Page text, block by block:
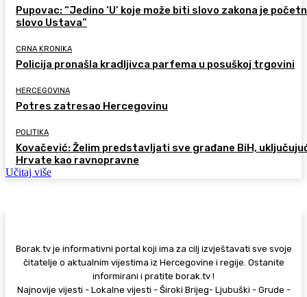
Pupovac: “Jedino ‘U’ koje može biti slovo zakona je
slovo Ustava”
CRNA KRONIKA
Policija pronašla kradljivca parfema u posuškoj trgovini
HERCEGOVINA
Potres zatresao Hercegovinu
POLITIKA
Kovačević: Želim predstavljati sve građane BiH,
Hrvate kao ravnopravne
Učitaj više
Borak.tv je informativni portal koji ima za cilj izvještavati sve svoje
čitatelje o aktualnim vijestima iz Hercegovine i regije. Ostanite
informirani i pratite borak.tv !
Najnovije vijesti - Lokalne vijesti - Široki Brijeg- Ljubuški - Grude -